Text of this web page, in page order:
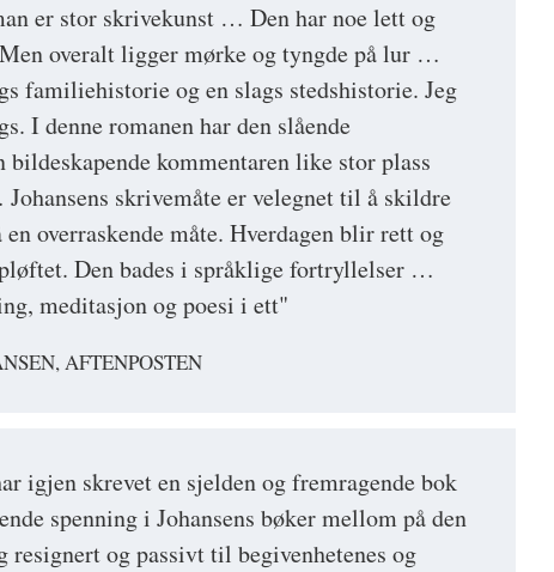
er stor skrivekunst … Den har noe lett og
Men overalt ligger mørke og tyngde på lur …
familiehistorie og en slags stedshistorie. Jeg
I denne romanen har den slående
bildeskapende kommentaren like stor plass
skrivemåte er velegnet til å skildre
overraskende måte. Hverdagen blir rett og
Den bades i språklige fortryllelser …
meditasjon og poesi i ett"
AFTENPOSTEN
igjen skrevet en sjelden og fremragende bok
spenning i Johansens bøker mellom på den
resignert og passivt til begivenhetenes og